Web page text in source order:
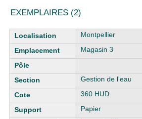
EXEMPLAIRES (2)
Liste des exemplaires
Montpellier
Magasin 3
Gestion de l'eau
360 HUD
Papier